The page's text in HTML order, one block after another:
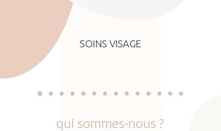
SOINS VISAGE
qui sommes-nous ?